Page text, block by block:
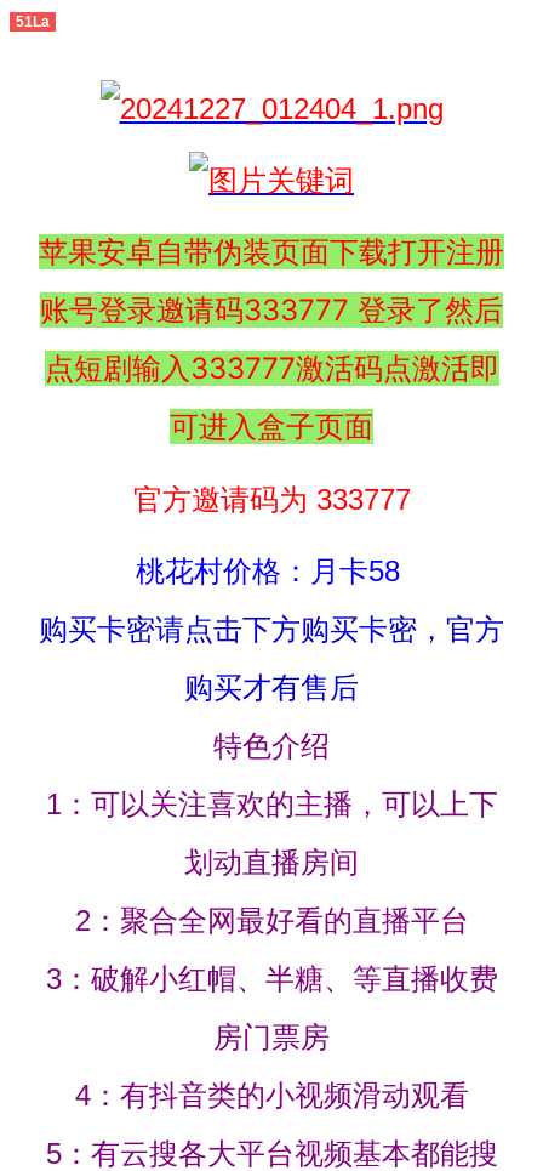
51La
苹果安卓自带伪装页面下载打开注册
账号登录邀请码333777 登录了然后
点短剧输入333777激活码点激活即
可进入盒子页面
官方邀请码为 333777
桃花村价格：月卡58
购买卡密请点击下方购买卡密，官方
购买才有售后
特色介绍
1：可以关注喜欢的主播，可以上下
划动直播房间
2：聚合全网最好看的直播平台
3：破解小红帽、半糖、等直播收费
房门票房
4：有抖音类的小视频滑动观看
5：有云搜各大平台视频基本都能搜